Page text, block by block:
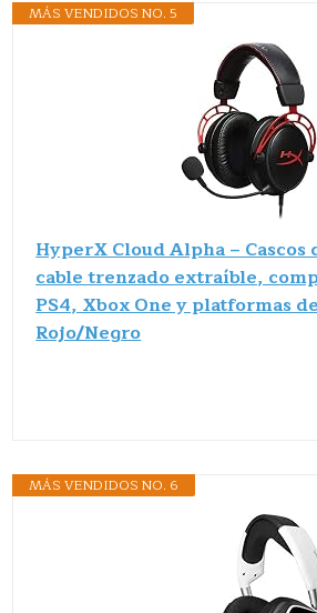
MÁS VENDIDOS NO. 5
HyperX Cloud Alpha – Cascos
cable trenzado extraíble,
PS4, Xbox One y platformas
Rojo/Negro
MÁS VENDIDOS NO. 6